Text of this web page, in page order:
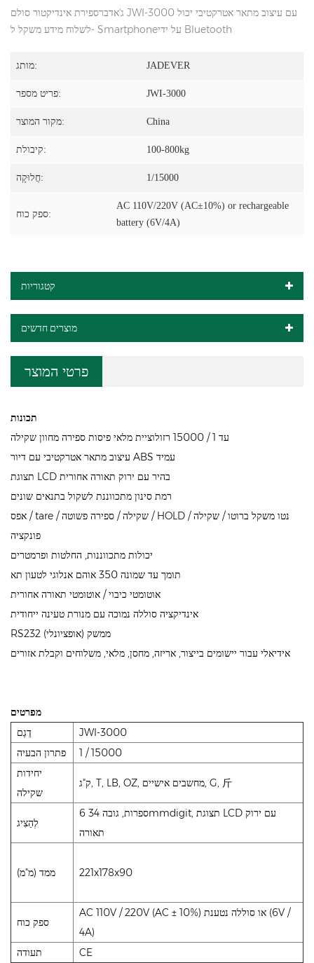
ג'אדברספירת אינדיקטור סולם JWI-3000 עם עיצוב מתאר אטרקטיבי יכול
לשלוח מידע משקל ל- Smartphoneעל ידי Bluetooth
מותג: JADEVER
פריט מספר: JWI-3000
מקור המוצר: China
קיבולת: 100-800kg
חֲלוּקָה: 1/15000
ספק כוח:
AC 110V/220V (AC±10%) or rechargeable
battery (6V/4A)
קטגוריות
מוצרים חדשים
פרטי המוצר
תכונות
עד 1 / 15000 רזולוציית מלאי פיסות ספירה מחוון שקילה
עיצוב מתאר אטרקטיבי עם דיור ABS עמיד
תצוגת LCD בהיר עם ירוק תאורה אחורית
רמת סינון מתכווננת לשקול בתנאים שונים
אפס / tare / שקילה / ספירה פשוטה / HOLD / נטו משקל ברוטו / שקילה
פונקציה
יכולות מתכווננות, החלטות ופרמטרים
תומך עד שמונה 350 אוהם אנלוגי לטעון תא
אוטומטי כיבוי / אוטומטי תאורה אחורית
אינדיקציה סוללה נמוכה עם מנורת טעינה ייחודית
RS232 ממשק (אופציונלי)
אידיאלי עבור יישומים בייצור, אריזה, מחסן, מלאי, משלוחים וקבלת אזורים
מפרטים
דֶגֶם
JWI-3000
פתרון הבעיה
1 / 15000
יחידות
שקילה
ק"ג, T, LB, OZ, מחשבים אישיים, G, 斤
לְהַצִיג
6 ספרות, גובה 34mmdigit, תצוגת LCD עם ירוק
תאורה
ממד (מ"מ) 221x178x90
ספק כוח
AC 110V / 220V (AC ± 10%) או סוללה נטענת (6V /
4A)
תעודה
CE